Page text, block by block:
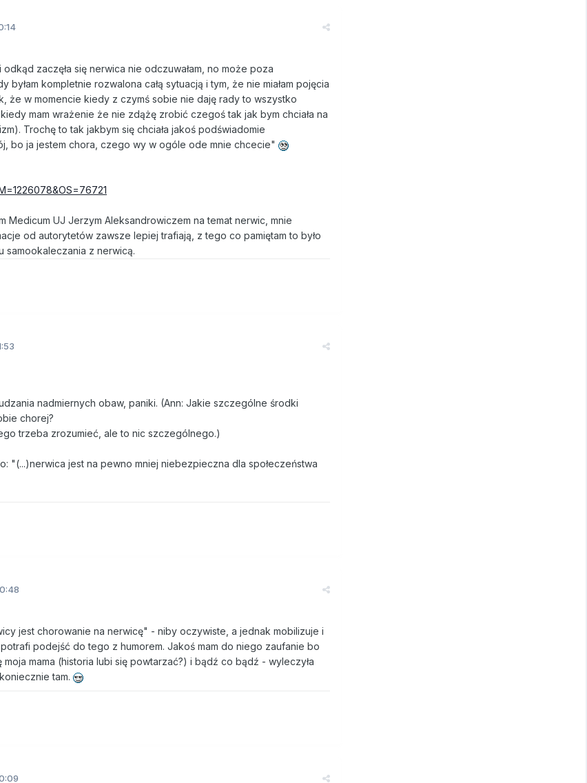
zaczęła się nerwica nie odczuwałam, no może poza
byłam kompletnie rozwalona całą sytuacją i tym, że nie miałam pojęcia
że w momencie kiedy z czymś sobie nie daję rady to wszystko
mam wrażenie że nie zdążę zrobić czegoś tak jak bym chciała na
Trochę to tak jakbym się chciała jakoś podświadomie
bo ja jestem chora, czego wy w ogóle ode mnie chcecie"
Medicum UJ Jerzym Aleksandrowiczem na temat nerwic, mnie
od autorytetów zawsze lepiej trafiają, z tego co pamiętam to było
samookaleczania z nerwicą.
nadmiernych obaw, paniki. (Ann: Jakie szczególne środki
chorej?
trzeba zrozumieć, ale to nic szczególnego.)
"(...)nerwica jest na pewno mniej niebezpieczna dla społeczeństwa
jest chorowanie na nerwicę" - niby oczywiste, a jednak mobilizuje i
podejść do tego z humorem. Jakoś mam do niego zaufanie bo
mama (historia lubi się powtarzać?) i bądź co bądź - wyleczyła
tam.